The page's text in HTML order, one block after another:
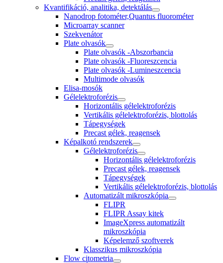
Kvantifikáció, analitika, detektálás
Nanodrop fotométer,Quantus fluorométer
Microarray scanner
Szekvenátor
Plate olvasók
Plate olvasók -Abszorbancia
Plate olvasók -Fluoreszcencia
Plate olvasók -Lumineszcencia
Multimode olvasók
Elisa-mosók
Gélelektroforézis
Horizontális gélelektroforézis
Vertikális gélelektroforézis, blottolás
Tápegységek
Precast gélek, reagensek
Képalkotó rendszerek
Gélelektroforézis
Horizontális gélelektroforézis
Precast gélek, reagensek
Tápegységek
Vertikális gélelektroforézis, blottolás
Automatizált mikroszkópia
FLIPR
FLIPR Assay kitek
ImageXpress automatizált
mikroszkópia
Képelemző szoftverek
Klasszikus mikroszkópia
Flow citometria